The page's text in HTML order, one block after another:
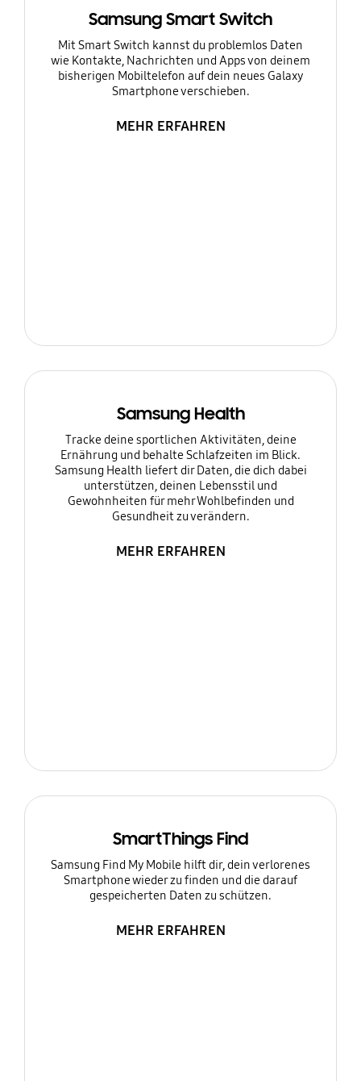
Samsung Smart Switch
Mit Smart Switch kannst du problemlos Daten
wie Kontakte, Nachrichten und Apps von deinem
bisherigen Mobiltelefon auf dein neues Galaxy
Smartphone verschieben.
MEHR ERFAHREN
Samsung Health
Tracke deine sportlichen Aktivitäten, deine
Ernährung und behalte Schlafzeiten im Blick.
Samsung Health liefert dir Daten, die dich dabei
unterstützen, deinen Lebensstil und
Gewohnheiten für mehr Wohlbefinden und
Gesundheit zu verändern.
MEHR ERFAHREN
SmartThings Find
Samsung Find My Mobile hilft dir, dein verlorenes
Smartphone wieder zu finden und die darauf
gespeicherten Daten zu schützen.
MEHR ERFAHREN